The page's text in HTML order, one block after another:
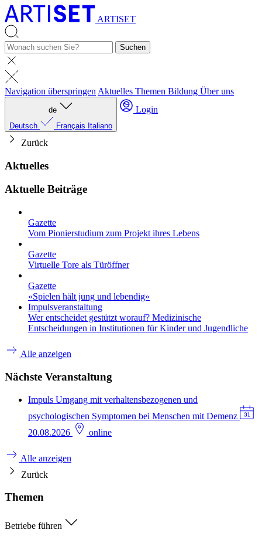
ARTISET
Suchen
Navigation überspringen Aktuelles Themen Bildung Über uns
de
Deutsch
Français Italiano
Login
Zurück
Aktuelles
Aktuelle Beiträge
Gazette
Vom Pionierstudium zum Projekt ihres Lebens
Gazette
Virtuelle Tore als Türöffner
Gazette
«Spielen hält jung und lebendig»
Impulsveranstaltung
Wer entscheidet gestützt worauf? Medizinische
Entscheidungen in Institutionen für Kinder und Jugendliche
Alle anzeigen
Nächste Veranstaltung
Impuls Umgang mit verhaltensbezogenen und
psychologischen Symptomen bei Menschen mit Demenz
20.08.2026
online
Alle anzeigen
Zurück
Themen
Betriebe führen